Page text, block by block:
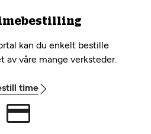
kan du enkelt bestille
av våre mange verksteder.
time